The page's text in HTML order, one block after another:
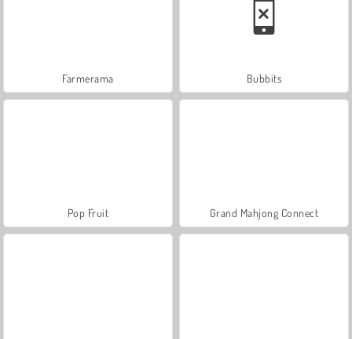
Farmerama Bubbits
Pop Fruit Grand Mahjong Connect